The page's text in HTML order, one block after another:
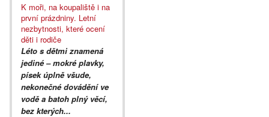
K moři, na koupaliště i na
první prázdniny. Letní
nezbytnosti, které ocení
děti i rodiče
Léto s dětmi znamená
jediné – mokré plavky,
písek úplně všude,
nekonečné dovádění ve
vodě a batoh plný věcí,
bez kterých...